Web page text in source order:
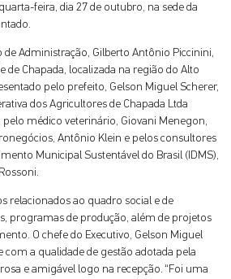
feira, dia 27 de outubro, na sede da
de Administração, Gilberto Antônio Piccinini,
de Chapada, localizada na região do Alto
pelo prefeito, Gelson Miguel Scherer,
dos Agricultores de Chapada Ltda
médico veterinário, Giovani Menegon,
Antônio Klein e pelos consultores
Municipal Sustentável do Brasil (IDMS),
relacionados ao quadro social e de
programas de produção, além de projetos
O chefe do Executivo, Gelson Miguel
a qualidade de gestão adotada pela
e amigável logo na recepção. “Foi uma